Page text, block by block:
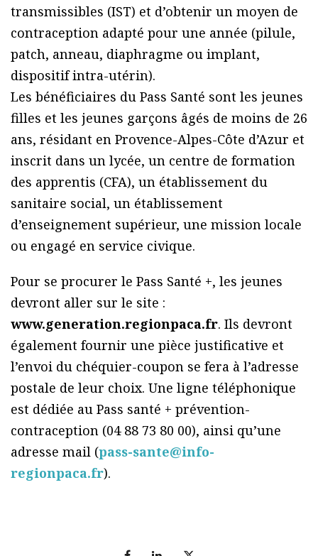
transmissibles (IST) et d’obtenir un moyen de
contraception adapté pour une année (pilule,
patch, anneau, diaphragme ou implant,
dispositif intra-utérin).
Les bénéficiaires du Pass Santé sont les jeunes
filles et les jeunes garçons âgés de moins de 26
ans, résidant en Provence-Alpes-Côte d’Azur et
inscrit dans un lycée, un centre de formation
des apprentis (CFA), un établissement du
sanitaire social, un établissement
d’enseignement supérieur, une mission locale
ou engagé en service civique.
Pour se procurer le Pass Santé +, les jeunes
devront aller sur le site :
www.generation.regionpaca.fr. Ils devront
également fournir une pièce justificative et
l’envoi du chéquier-coupon se fera à l’adresse
postale de leur choix. Une ligne téléphonique
est dédiée au Pass santé + prévention-
contraception (04 88 73 80 00), ainsi qu’une
adresse mail (pass-sante@info-
regionpaca.fr).